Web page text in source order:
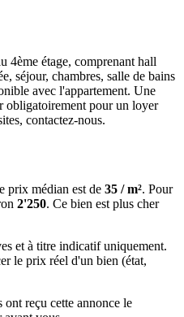
4ème étage, comprenant hall
séjour, chambres, salle de bains
avec l'appartement. Une
obligatoirement pour un loyer
contactez-nous.
prix médian est de 35 / m². Pour
2'250. Ce bien est plus cher
et à titre indicatif uniquement.
le prix réel d'un bien (état,
ont reçu cette annonce le